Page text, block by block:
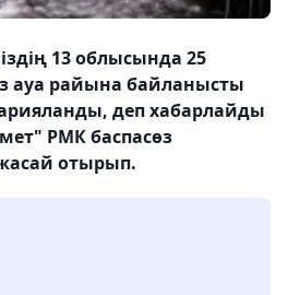
13 облысында 25
ауа райына байланысты
деп хабарлайды
РМК баспасөз
отырып.